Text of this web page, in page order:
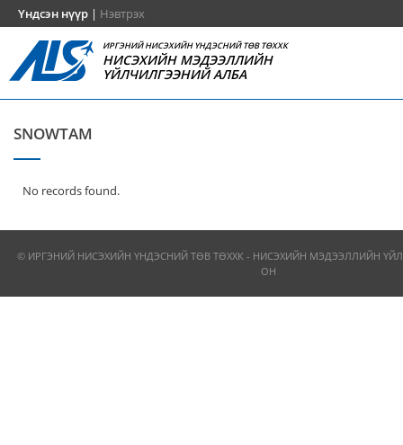
Үндсэн нүүр | Нэвтрэх
ИРГЭНИЙ НИСЭХИЙН ҮНДЭСНИЙ ТӨВ ТӨХХК
НИСЭХИЙН МЭДЭЭЛЛИЙН
ҮЙЛЧИЛГЭЭНИЙ АЛБА
SNOWTAM
No records found.
© ИРГЭНИЙ НИСЭХИЙН ҮНДЭСНИЙ ТӨВ ТӨХХК - НИСЭХИЙН МЭДЭЭЛЛИЙН
ОН